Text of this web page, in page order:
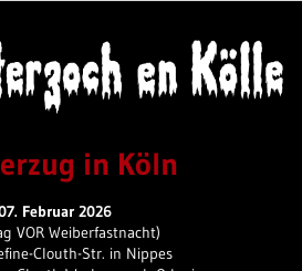
Geisterzug
in
in Köln
Februar 2026
VOR Weiberfastnacht)
Clouth-Str. in Nippes